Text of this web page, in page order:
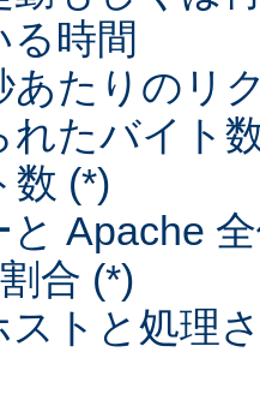
時間
あたりのリ
れたバイト
数 (*)
と Apache
合 (*)
ストと処理